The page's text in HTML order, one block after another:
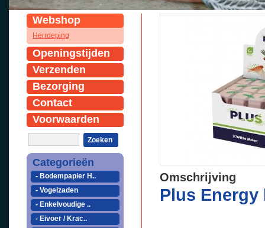
Webshop
Herroeping
Openingstijden
Verzenden
Bezorging
Contact
Voorwaarden
Zoeken
Categorieën
- Bodempapier H..
- Vogelzaden
- Enkelvoudige ..
- Eivoer / Krac..
Omschrijving
Plus